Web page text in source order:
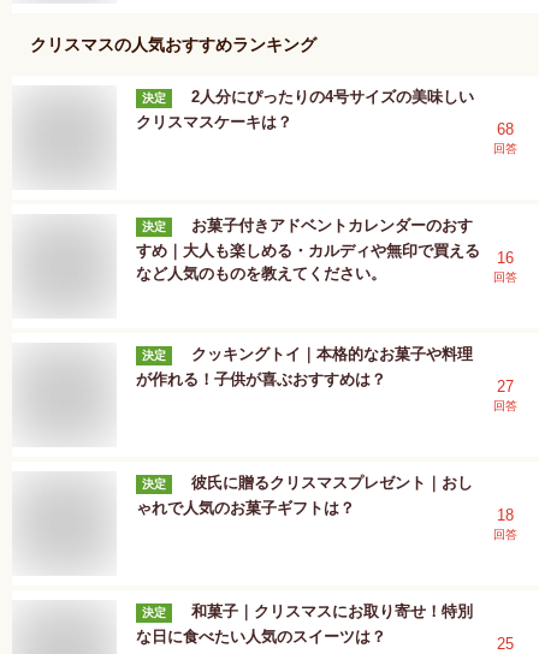
クリスマスの人気おすすめランキング
決定
2人分にぴったりの4号サイズの美味しい
クリスマスケーキは？
68
回答
決定
お菓子付きアドベントカレンダーのおす
すめ｜大人も楽しめる・カルディや無印で買える
など人気のものを教えてください。
16
回答
決定
クッキングトイ｜本格的なお菓子や料理
が作れる！子供が喜ぶおすすめは？
27
回答
決定
彼氏に贈るクリスマスプレゼント｜おし
ゃれで人気のお菓子ギフトは？
18
回答
決定
和菓子｜クリスマスにお取り寄せ！特別
な日に食べたい人気のスイーツは？
25